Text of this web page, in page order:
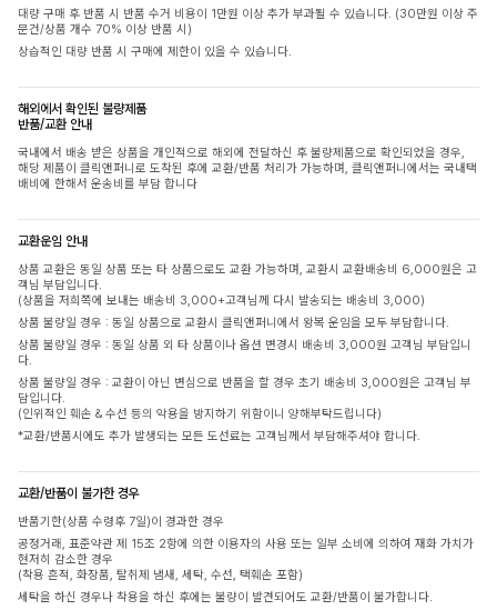
대량 구매 후 반품 시 반품 수거 비용이 1만원 이상 추가 부과될 수 있습니다. (30만원 이상 주
문건/상품 개수 70% 이상 반품 시)
상습적인 대량 반품 시 구매에 제한이 있을 수 있습니다.
해외에서 확인된 불량제품
반품/교환 안내
국내에서 배송 받은 상품을 개인적으로 해외에 전달하신 후 불량제품으로 확인되었을 경우,
해당 제품이 클릭앤퍼니로 도착된 후에 교환/반품 처리가 가능하며, 클릭앤퍼니에서는 국내택
배비에 한해서 운송비를 부담 합니다
교환운임 안내
상품 교환은 동일 상품 또는 타 상품으로도 교환 가능하며, 교환시 교환배송비 6,000원은 고
객님 부담입니다.
(상품을 저희쪽에 보내는 배송비 3,000+고객님께 다시 발송되는 배송비 3,000)
상품 불량일 경우 : 동일 상품으로 교환시 클릭앤퍼니에서 왕복 운임을 모두 부담합니다.
상품 불량일 경우 : 동일 상품 외 타 상품이나 옵션 변경시 배송비 3,000원 고객님 부담입니
다.
상품 불량일 경우 : 교환이 아닌 변심으로 반품을 할 경우 초기 배송비 3,000원은 고객님 부
담입니다.
(인위적인 훼손 & 수선 등의 악용을 방지하기 위함이니 양해부탁드립니다)
*교환/반품시에도 추가 발생되는 모든 도선료는 고객님께서 부담해주셔야 합니다.
교환/반품이 불가한 경우
반품기한(상품 수령후 7일)이 경과한 경우
공정거래, 표준약관 제 15조 2항에 의한 이용자의 사용 또는 일부 소비에 의하여 재화 가치가
현저히 감소한 경우
(착용 흔적, 화장품, 탈취제 냄새, 세탁, 수선, 택훼손 포함)
세탁을 하신 경우나 착용을 하신 후에는 불량이 발견되어도 교환/반품이 불가합니다.